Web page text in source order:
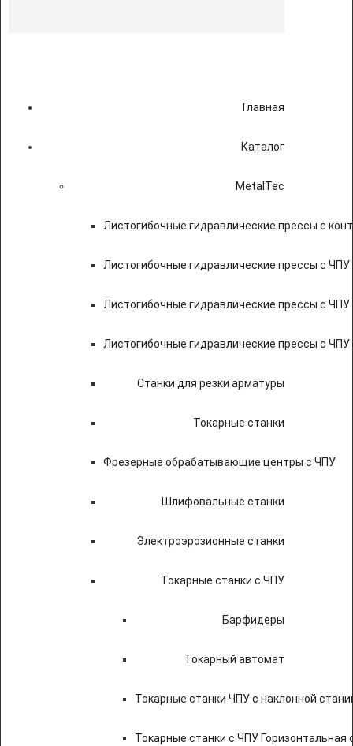
Главная
Каталог
MetalTec
Листогибочные гидравлические прессы с
Листогибочные гидравлические прессы с
Листогибочные гидравлические прессы с ЧПУ
Листогибочные гидравлические прессы с
Станки для резки арматуры
Токарные станки
Фрезерные обрабатывающие центры с ЧПУ
Шлифовальные станки
Электроэрозионные станки
Токарные станки с ЧПУ
Барфидеры
Токарный автомат
Токарные станки ЧПУ c наклонной
Токарные станки с ЧПУ Горизонтальная